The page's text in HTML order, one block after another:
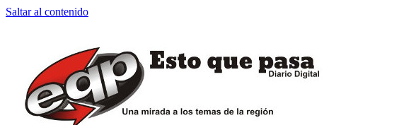
Saltar al contenido